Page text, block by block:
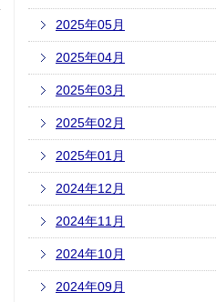
2025年05月
2025年04月
2025年03月
2025年02月
2025年01月
2024年12月
2024年11月
2024年10月
2024年09月